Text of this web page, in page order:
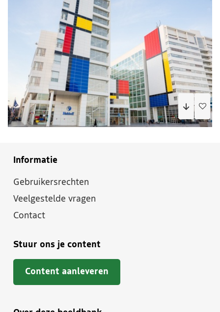
Informatie
Gebruikersrechten
Veelgestelde vragen
Contact
Stuur ons je content
Content aanleveren